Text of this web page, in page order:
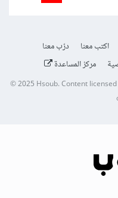
اكتب معنا
درّب معنا
مركز المساعدة
© 2025Hsoub.Content